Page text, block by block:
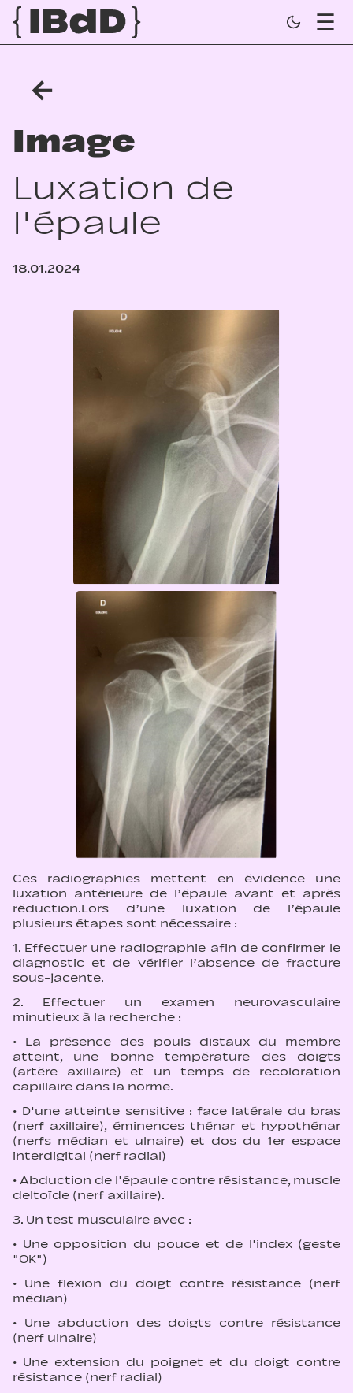
←
Image
Luxation de
l'épaule
18.01.2024
Ces radiographies mettent en évidence une
luxation antérieure de l’épaule avant et après
réduction.Lors d’une luxation de l’épaule
plusieurs étapes sont nécessaire :
1. Effectuer une radiographie afin de confirmer le
diagnostic et de vérifier l’absence de fracture
sous-jacente.
2. Effectuer un examen neurovasculaire
minutieux à la recherche :
· La présence des pouls distaux du membre
atteint, une bonne température des doigts
(artère axillaire) et un temps de recoloration
capillaire dans la norme.
· D'une atteinte sensitive : face latérale du bras
(nerf axillaire), éminences thénar et hypothénar
(nerfs médian et ulnaire) et dos du 1er espace
interdigital (nerf radial)
· Abduction de l'épaule contre résistance, muscle
deltoïde (nerf axillaire).
3. Un test musculaire avec :
· Une opposition du pouce et de l'index (geste
"OK")
· Une flexion du doigt contre résistance (nerf
médian)
· Une abduction des doigts contre résistance
(nerf ulnaire)
· Une extension du poignet et du doigt contre
résistance (nerf radial)